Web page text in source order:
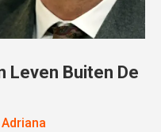
Leven Buiten De
Adriana